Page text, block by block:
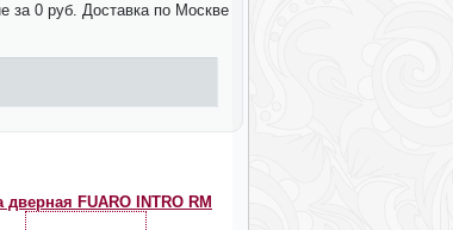
за 0 руб. Доставка по Москве
дверная FUARO INTRO RM